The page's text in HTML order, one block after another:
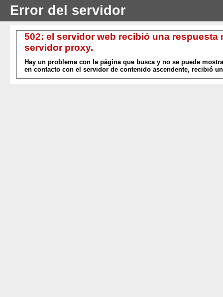
Error del servidor
502: el servidor web recibió una
servidor proxy.
Hay un problema con la página que busca y no se puede
en contacto con el servidor de contenido ascendente, recibió